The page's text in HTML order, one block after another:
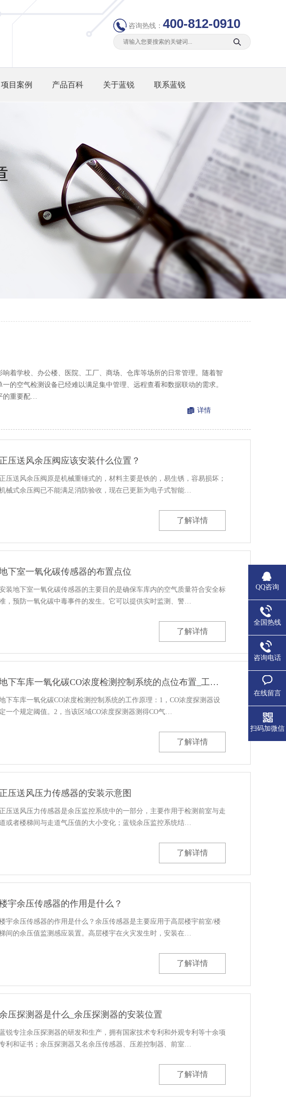
咨询热线： 400-812-0910
项目案例 产品百科 关于蓝锐 联系蓝锐
着学校、办公楼、医院、工厂、商场、仓库等场所的日常管理。随着智
的空气检测设备已经难以满足集中管理、远程查看和数据联动的需求。
的重要配…
详情
正压送风余压阀应该安装什么位置？
正压送风余压阀原是机械重锤式的，材料主要是铁的，易生锈，容易损坏；
械式余压阀已不能满足消防验收，现在已更新为电子式智能…
了解详情
下室一氧化碳传感器的布置点位
装地下室一氧化碳传感器的主要目的是确保车库内的空气质量符合安全标
，预防一氧化碳中毒事件的发生。它可以提供实时监测、警…
了解详情
地下车库一氧化碳CO浓度检测控制系统的点位布置_工作原理
下车库一氧化碳CO浓度检测控制系统的工作原理：1，CO浓度探测器设
定一个规定阈值。2，当该区域CO浓度探测器测得CO气…
了解详情
正压送风压力传感器的安装示意图
正压送风压力传感器是余压监控系统中的一部分，主要作用于检测前室与走
或者楼梯间与走道气压值的大小变化；蓝锐余压监控系统结…
了解详情
宇余压传感器的作用是什么？
宇余压传感器的作用是什么？余压传感器是主要应用于高层楼宇前室/楼
间的余压值监测感应装置。高层楼宇在火灾发生时，安装在…
了解详情
压探测器是什么_余压探测器的安装位置
锐专注余压探测器的研发和生产，拥有国家技术专利和外观专利等十余项
利和证书；余压探测器又名余压传感器、压差控制器、前室…
了解详情
QQ咨询
全国热线
咨询电话
在线留言
扫码加微信